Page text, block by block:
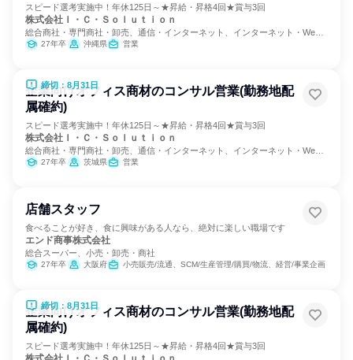
スピード選考実施中！年休125日～★昇給・昇格4回★賞与3回
株式会社Ｉ・Ｃ・Ｓｏｌｕｔｉｏｎ
総合商社・専門商社・卸売、通信・インターネット、インターネット・Web
サービス
27年卒 沖縄県 営業
締切：8月31日
企業向けオフィス商材のコンサル営業(勤務地配
属確約)
スピード選考実施中！年休125日～★昇給・昇格4回★賞与3回
株式会社Ｉ・Ｃ・Ｓｏｌｕｔｉｏｎ
総合商社・専門商社・卸売、通信・インターネット、インターネット・Web
サービス
27年卒 茨城県 営業
店舗スタッフ
食べることが好き、食に興味がある人なら、絶対に楽しい職場です
エンド商事株式会社
総合スーパー、小売・卸売・商社
27年卒 大阪府 小売販売/流通、SCM/生産管理/購買/物流、経営/事業企画
締切：8月31日
企業向けオフィス商材のコンサル営業(勤務地配
属確約)
スピード選考実施中！年休125日～★昇給・昇格4回★賞与3回